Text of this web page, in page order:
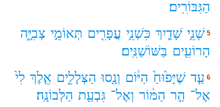
הַגִּבּוֹרִֽים׃
5 שְׁנֵ֥י שָׁדַ֛יִךְ כִּשְׁנֵ֥י עֳפָרִ֖ים תְּאוֹמֵ֣י צְבִיָּ֑ה
הָרוֹעִ֖ים בַּשּׁוֹשַׁנִּֽים׃
6 עַ֤ד שֶׁיָּפ֙וּחַ֙ הַיּ֔וֹם וְנָ֖סוּ הַצְּלָלִ֑ים אֵ֤לֶךְ לִי֙
אֶל־ הַ֣ר הַמּ֔וֹר וְאֶל־ גִּבְעַ֖ת הַלְּבוֹנָֽה׃